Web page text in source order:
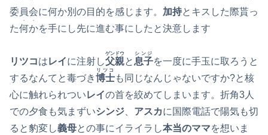
委員会に何か別の目的を感じます。 加持とキスした際貰っ
た何か
・・
を手にし先に進む事にしたと決意します
リツコはレイに注射し父親
ゲンドウ
と 息子
シンジ
を一度に手玉に取ろうと
するなんてと毒づき博士
リツコ
も同じなんじゃないですか?と核
心に触れられついレイの首を絞めてしまいます。折角3人
での夕食も気まずいシンジ アスカに国際電話で陽気も切
ると豹変し義母との事にイライラし本当のママを想いま